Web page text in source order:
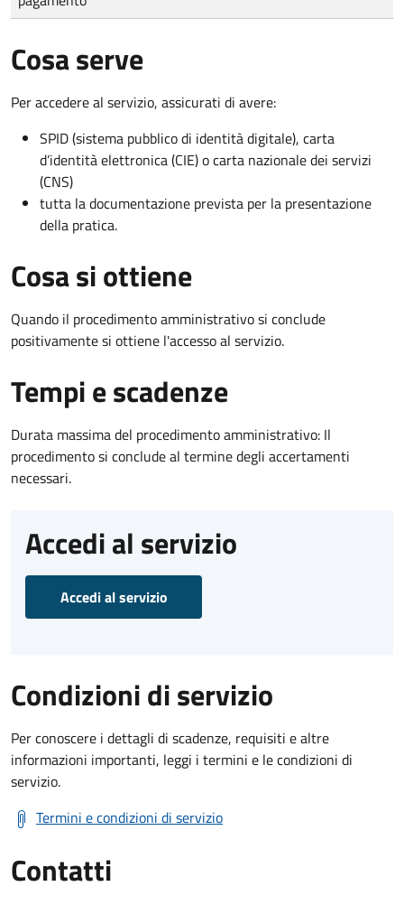
Cosa serve
Per accedere al servizio, assicurati di avere:
SPID (sistema pubblico di identità digitale), carta
d’identità elettronica (CIE) o carta nazionale dei servizi
(CNS)
tutta la documentazione prevista per la presentazione
della pratica.
Cosa si ottiene
Quando il procedimento amministrativo si conclude
positivamente si ottiene l'accesso al servizio.
Tempi e scadenze
Durata massima del procedimento amministrativo: Il
procedimento si conclude al termine degli accertamenti
necessari.
Accedi al servizio
Accedi al servizio
Condizioni di servizio
Per conoscere i dettagli di scadenze, requisiti e altre
informazioni importanti, leggi i termini e le condizioni di
servizio.
Termini e condizioni di servizio
Contatti